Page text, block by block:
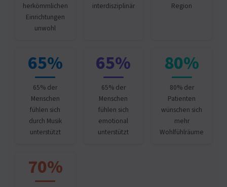
herkömmlichen
Einrichtungen
unwohl
interdisziplinär
Region
65%
65% der
Menschen
fühlen sich
durch Musik
unterstützt
65%
65% der
Menschen
fühlen sich
emotional
unterstützt
80%
80% der
Patienten
wünschen sich
mehr
Wohlfühlräume
70%